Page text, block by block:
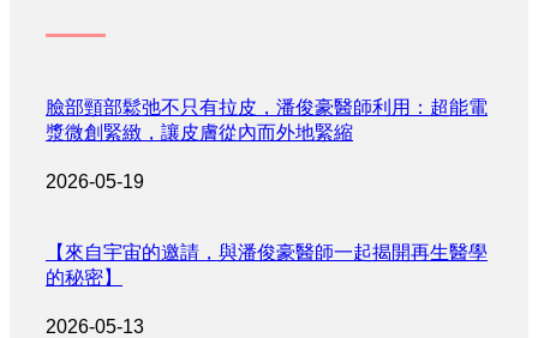
臉部頸部鬆弛不只有拉皮，潘俊豪醫師利用：超能電
漿微創緊緻，讓皮膚從內而外地緊縮
2026-05-19
【來自宇宙的邀請，與潘俊豪醫師一起揭開再生醫學
的秘密】
2026-05-13